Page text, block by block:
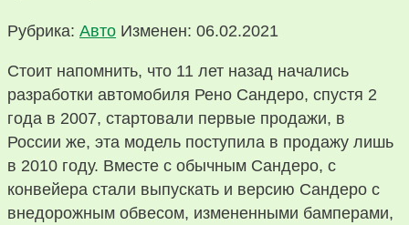
Рубрика: Авто Изменен: 06.02.2021
Стоит напомнить, что 11 лет назад начались
разработки автомобиля Рено Сандеро, спустя 2
года в 2007, стартовали первые продажи, в
России же, эта модель поступила в продажу лишь
в 2010 году. Вместе с обычным Сандеро, с
конвейера стали выпускать и версию Сандеро с
внедорожным обвесом, измененными бамперами,